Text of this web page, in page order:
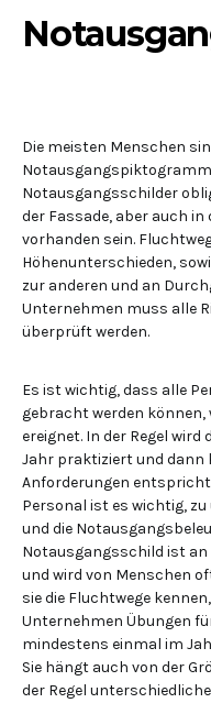
Die meisten Menschen
Notausgangspiktogramm
Notausgangsschilder
der Fassade, aber auch
vorhanden sein.
Höhenunterschieden,
zur anderen und an
Unternehmen muss alle
überprüft werden.
Es ist wichtig, dass alle
gebracht werden können,
ereignet. In der Regel
Jahr praktiziert und dann
Anforderungen
Personal ist es wichtig,
und die
Notausgangsschild ist
und wird von Menschen
sie die Fluchtwege
Unternehmen Übungen
mindestens einmal im
Sie hängt auch von der
der Regel